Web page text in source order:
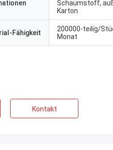
Schaumstoff,
Karton
Fähigkeit
200000-teilig/
Monat
Kontakt